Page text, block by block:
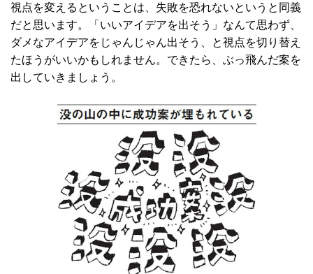
視点を変えるということは、失敗を恐れないというと同義
だと思います。「いいアイデアを出そう」なんて思わず、
ダメなアイデアをじゃんじゃん出そう、と視点を切り替え
たほうがいいかもしれません。できたら、ぶっ飛んだ案を
出していきましょう。